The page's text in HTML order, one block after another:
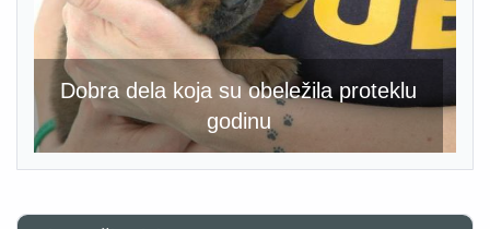
Dobra dela koja su obeležila proteklu
godinu